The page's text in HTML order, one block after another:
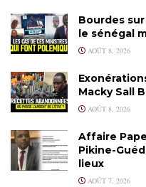
Bourdes
le sénégal
AOÛT 8, 2026
Macky Sall
AOÛT 8, 2026
Affaire
Pikine-
lieux
AOÛT 7, 2026